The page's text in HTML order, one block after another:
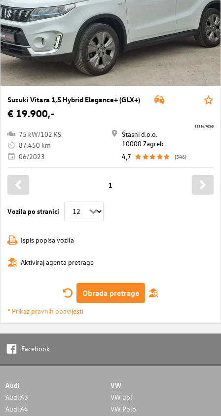
Suzuki Vitara 1,5 Hybrid Elegance+ (GLX+)
€ 19.900,-
75 kW/102 KS
87.450 km
06/2023
Štasni d.o.o.
10000 Zagreb
4,7
(546)
11116/4263
Vozila po stranici
1
Ispis popisa vozila
Aktiviraj agenta pretrage
Obrada pretrage
* Prikaz pravnih obavijesti
Facebook
Audi
Audi A3
Audi A4
VW
VW up!
VW Polo